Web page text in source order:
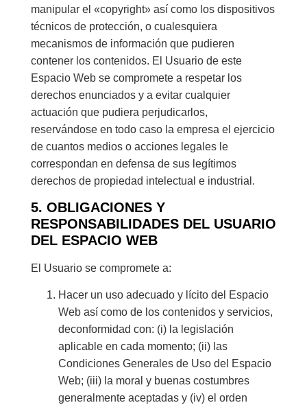
manipular el «copyright» así como los dispositivos
técnicos de protección, o cualesquiera
mecanismos de información que pudieren
contener los contenidos. El Usuario de este
Espacio Web se compromete a respetar los
derechos enunciados y a evitar cualquier
actuación que pudiera perjudicarlos,
reservándose en todo caso la empresa el ejercicio
de cuantos medios o acciones legales le
correspondan en defensa de sus legítimos
derechos de propiedad intelectual e industrial.
5. OBLIGACIONES Y
RESPONSABILIDADES DEL USUARIO
DEL ESPACIO WEB
El Usuario se compromete a:
Hacer un uso adecuado y lícito del Espacio
Web así como de los contenidos y servicios,
deconformidad con: (i) la legislación
aplicable en cada momento; (ii) las
Condiciones Generales de Uso del Espacio
Web; (iii) la moral y buenas costumbres
generalmente aceptadas y (iv) el orden